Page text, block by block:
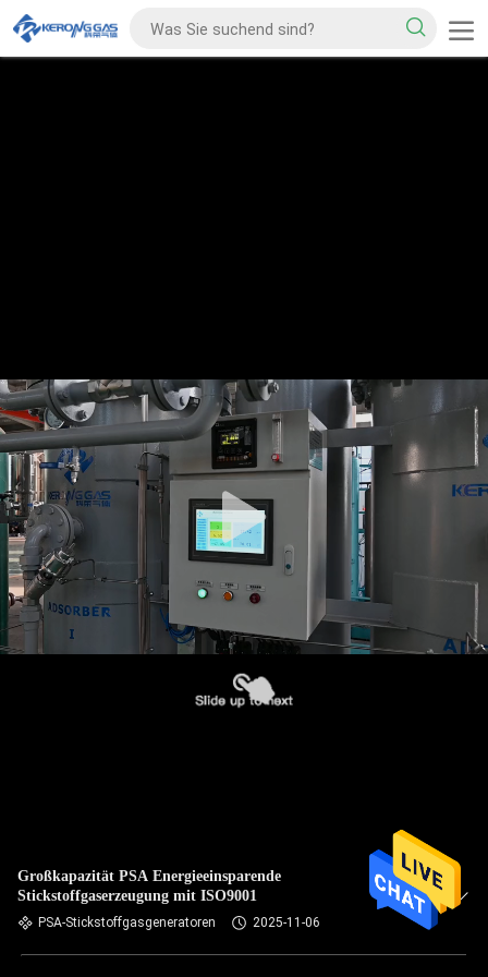
Großkapazität PSA Energieeinsparende
Stickstoffgaserzeugung mit ISO9001
PSA-Stickstoffgasgeneratoren 2025-11-06